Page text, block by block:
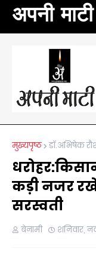
अपनी माटी
मुख्यपृष्ठ डॉ.अभिषेक
कड़ी नजर
सरस्वती
बेनामी शनिवार,